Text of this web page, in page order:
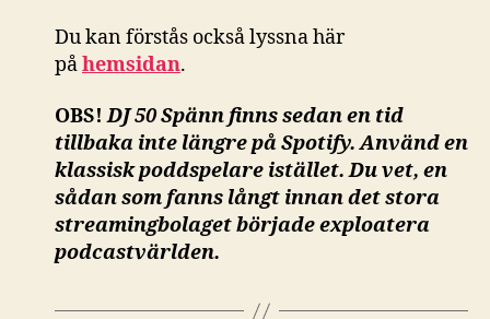
Du kan förstås ocksålyssna här
påhemsidan.
OBS!DJ 50 Spänn finns sedan en tid
tillbaka inte längre på Spotify. Använd en
klassisk poddspelare istället. Du vet, en
sådan som fanns långt innan det stora
streamingbolaget började exploatera
podcastvärlden.